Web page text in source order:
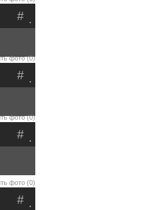
.
#
фото (0)
.
#
фото (0)
.
#
фото (0)
.
#